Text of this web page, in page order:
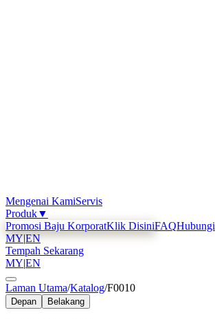
Mengenai KamiServis
Produk▼
Promosi Baju KorporatKlik DisiniFAQHubungi
MY|EN
Tempah Sekarang
MY|EN
Laman Utama/Katalog/F0010
Depan Belakang